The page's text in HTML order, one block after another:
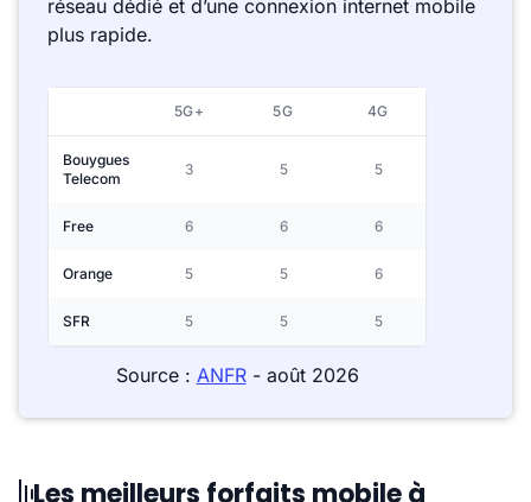
réseau dédié et d’une connexion internet mobile
plus rapide.
5G+ 5G 4G
Bouygues
Telecom
3 5 5
Free 6 6 6
Orange 5 5 6
SFR 5 5 5
Source : ANFR- août 2026
Les meilleurs forfaits mobile à